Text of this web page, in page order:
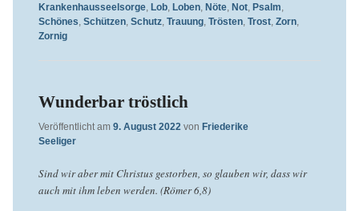
Krankenhausseelsorge, Lob, Loben, Nöte, Not, Psalm
Schönes Schützen, Schutz, Trauung, Trösten, Trost, Zorn,
Zornig
Wunderbar tröstlich
Veröffentlicht am 9. August 2022 von Friederike
Seeliger
Sind wir aber mit Christus gestorben, so glauben wir, dass wir
auch mit ihm leben werden. (Römer 6,8)